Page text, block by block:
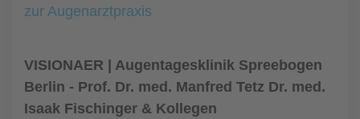
zur Augenarztpraxis
VISIONAER | Augentagesklinik Spreebogen
Berlin - Prof. Dr. med. Manfred Tetz Dr. med.
Isaak Fischinger & Kollegen